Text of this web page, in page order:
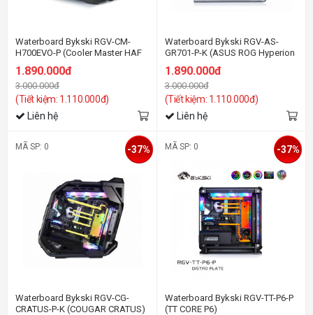
Waterboard Bykski RGV-CM-
H700EVO-P (Cooler Master HAF
1.890.000đ
3.000.000đ
(Tiết kiệm: 1.110.000đ)
Liên hệ
Waterboard Bykski RGV-AS-
GR701-P-K (ASUS ROG Hyperion
1.890.000đ
3.000.000đ
(Tiết kiệm: 1.110.000đ)
Liên hệ
MÃ SP: 0
Waterboard Bykski RGV-CG-
CRATUS-P-K (COUGAR CRATUS)
-37% MÃ SP: 0
Waterboard Bykski RGV-TT-P6-P
(TT CORE P6)
-37%